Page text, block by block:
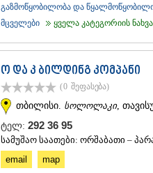
გაზმოწყობილობა და
მცველები
ყველა კატეგორიის ნახვა
ო და კ ბილდინგ კომპანი
(0 შეფასება)
თბილისი. სოლოლაკი,
ტელ: 292 36 95
სამუშაო საათები: ორშაბათი –
email
map